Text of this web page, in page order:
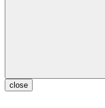
close